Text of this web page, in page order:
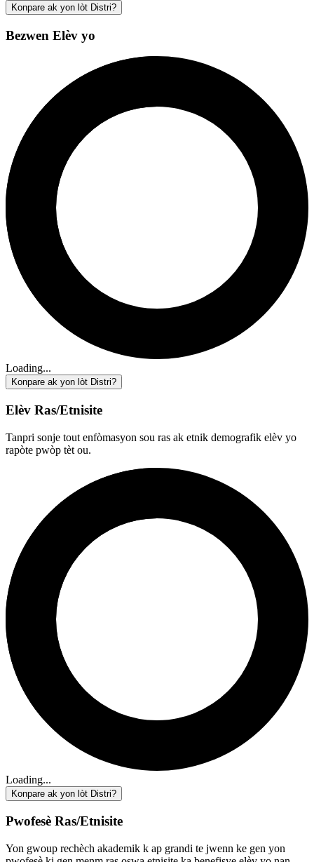
Konpare ak yon lòt Distri?
Bezwen Elèv yo
Loading...
Konpare ak yon lòt Distri?
Elèv Ras/Etnisite
Tanpri sonje tout enfòmasyon sou ras ak etnik demografik elèv yo
rapòte pwòp tèt ou.
Loading...
Konpare ak yon lòt Distri?
Pwofesè Ras/Etnisite
Yon gwoup rechèch akademik k ap grandi te jwenn ke gen yon